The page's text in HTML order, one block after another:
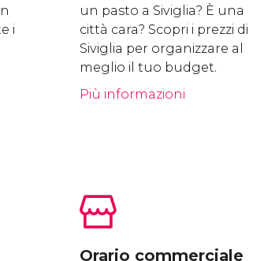
i
un pasto a Siviglia? È una
città cara? Scopri i prezzi di
Siviglia per organizzare al
meglio il tuo budget.
Più informazioni
Orario commerciale